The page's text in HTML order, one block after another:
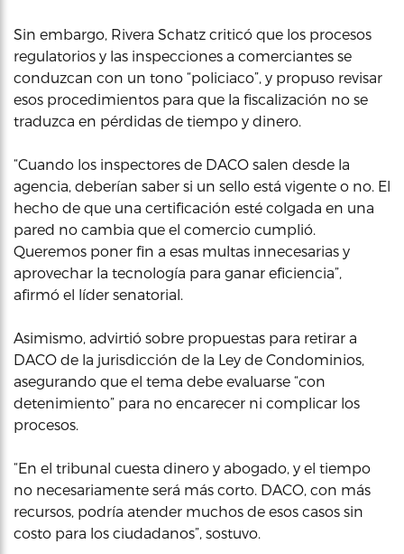
Sin embargo, Rivera Schatz criticó que los procesos
regulatorios y las inspecciones a comerciantes se
conduzcan con un tono “policiaco”, y propuso revisar
esos procedimientos para que la fiscalización no se
traduzca en pérdidas de tiempo y dinero.
“Cuando los inspectores de DACO salen desde la
agencia, deberían saber si un sello está vigente o no. El
hecho de que una certificación esté colgada en una
pared no cambia que el comercio cumplió.
Queremos poner fin a esas multas innecesarias y
aprovechar la tecnología para ganar eficiencia”,
afirmó el líder senatorial.
Asimismo, advirtió sobre propuestas para retirar a
DACO de la jurisdicción de la Ley de Condominios,
asegurando que el tema debe evaluarse “con
detenimiento” para no encarecer ni complicar los
procesos.
“En el tribunal cuesta dinero y abogado, y el tiempo
no necesariamente será más corto. DACO, con más
recursos, podría atender muchos de esos casos sin
costo para los ciudadanos”, sostuvo.